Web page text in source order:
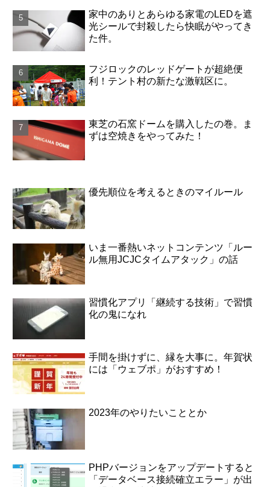
家中のありとあらゆる家電のLEDを遮
光シールで封殺したら快眠がやってき
た件。
フジロックのレッドゲートが超絶便
利！テント村の新たな激戦区に。
東芝の石窯ドームを購入したの巻。ま
ずは空焼きをやってみた！
優先順位を考えるときのマイルール
いま一番熱いネットコンテンツ「ルー
ル無用JCJCタイムアタック」の話
習慣化アプリ「継続する技術」で習慣
化の鬼になれ
手間を掛けずに、縁を大事に。年賀状
には「ウェブポ」がおすすめ！
2023年のやりたいこととか
PHPバージョンをアップデートすると
「データベース接続確立エラー」が出